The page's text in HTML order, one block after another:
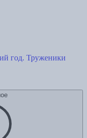
год. Труженики